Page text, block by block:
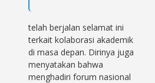
telah berjalan selamat ini
terkait kolaborasi akademik
di masa depan. Dirinya juga
menyatakan bahwa
menghadiri forum nasional